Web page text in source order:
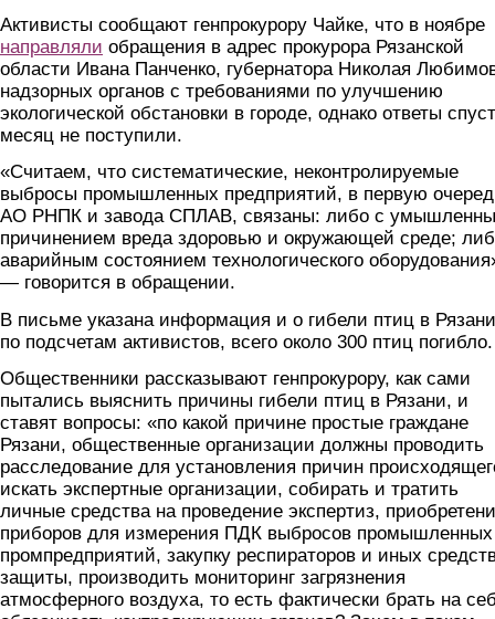
Активисты сообщают генпрокурору Чайке, что в ноябре
направляли обращения в адрес прокурора Рязанской
области Ивана Панченко, губернатора Николая
надзорных органов с требованиями по улучшению
экологической обстановки в городе, однако ответы
месяц не поступили.
«Считаем, что систематические, неконтролируемые
выбросы промышленных предприятий, в первую
АО РНПК и завода СПЛАВ, связаны: либо с
причинением вреда здоровью и окружающей среде;
аварийным состоянием технологического
— говорится в обращении.
В письме указана информация и о гибели птиц в
по подсчетам активистов, всего около 300 птиц погибло.
Общественники рассказывают генпрокурору, как сами
пытались выяснить причины гибели птиц в Рязани, и
ставят вопросы: «по какой причине простые граждане
Рязани, общественные организации должны проводить
расследование для установления причин
искать экспертные организации, собирать и тратить
личные средства на проведение экспертиз,
приборов для измерения ПДК выбросов промышленных
промпредприятий, закупку респираторов и иных
защиты, производить мониторинг загрязнения
атмосферного воздуха, то есть фактически брать на